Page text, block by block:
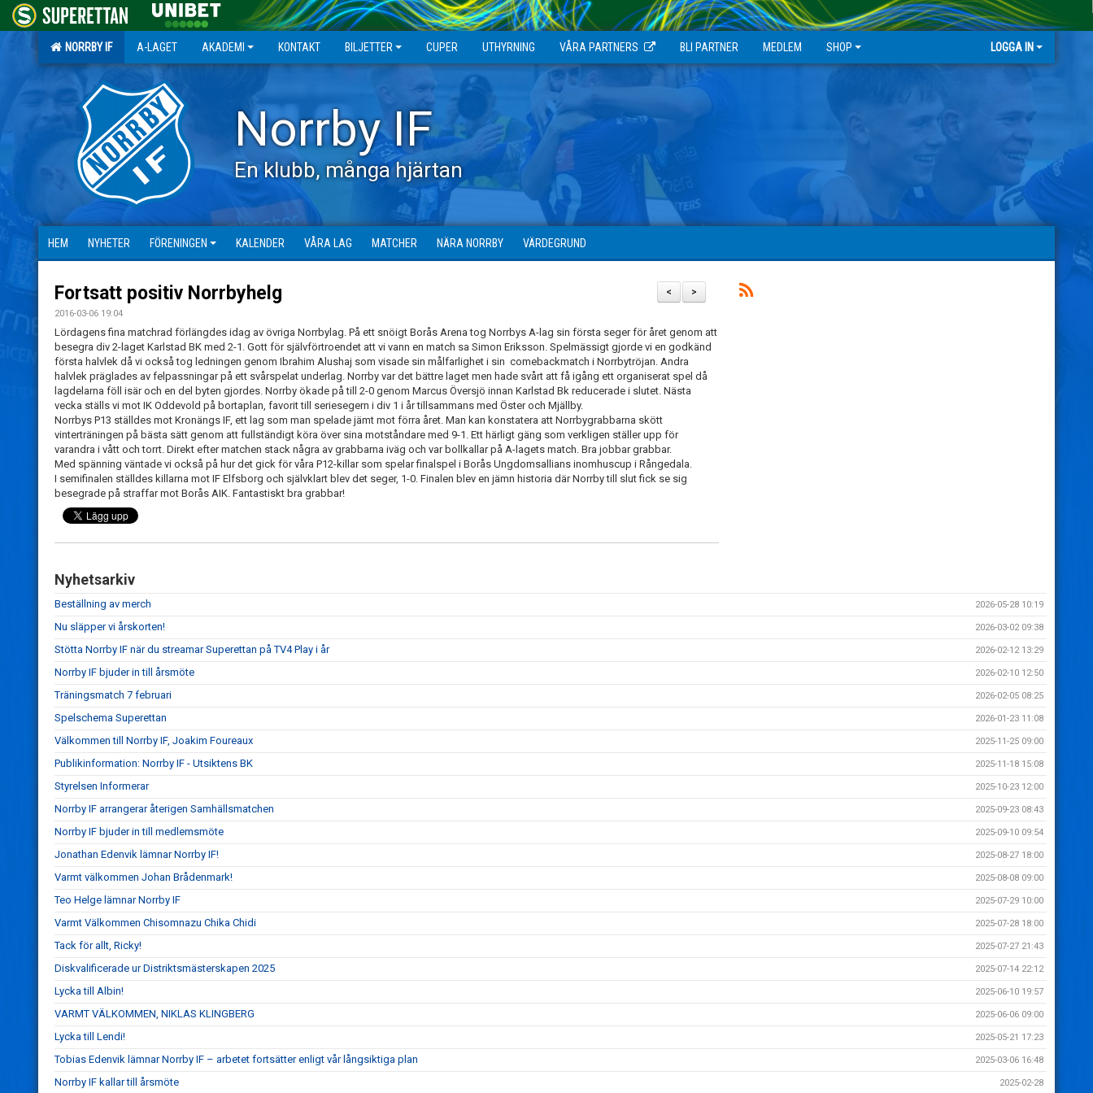
NORRBY IF A-LAGET AKADEMI KONTAKT BILJETTER CUPER UTHYRNING VÅRA PARTNERS BLI PARTNER MEDLEM SHOP LOGGA IN
Norrby IF
En klubb, många hjärtan
HEM NYHETER FÖRENINGEN KALENDER VÅRA LAG MATCHER NÄRA NORRBY VÄRDEGRUND
>
<
Fortsatt positiv Norrbyhelg
2016-03-06 19:04
Lördagens fina matchrad förlängdes idag av övriga Norrbylag. På ett snöigt Borås Arena tog Norrbys A-lag sin första seger för året genom att
besegra div 2-laget Karlstad BK med 2-1. Gott för självförtroendet att vi vann en match sa Simon Eriksson. Spelmässigt gjorde vi en godkänd
första halvlek då vi också tog ledningen genom Ibrahim Alushaj som visade sin målfarlighet i sin comebackmatch i Norrbytröjan. Andra
halvlek präglades av felpassningar på ett svårspelat underlag. Norrby var det bättre laget men hade svårt att få igång ett organiserat spel då
lagdelarna föll isär och en del byten gjordes. Norrby ökade på till 2-0 genom Marcus Översjö innan Karlstad Bk reducerade i slutet. Nästa
vecka ställs vi mot IK Oddevold på bortaplan, favorit till seriesegern i div 1 i år tillsammans med Öster och Mjällby.
Norrbys P13 ställdes mot Kronängs IF, ett lag som man spelade jämt mot förra året. Man kan konstatera att Norrbygrabbarna skött
vinterträningen på bästa sätt genom att fullständigt köra över sina motståndare med 9-1. Ett härligt gäng som verkligen ställer upp för
varandra i vått och torrt. Direkt efter matchen stack några av grabbarna iväg och var bollkallar på A-lagets match. Bra jobbar grabbar.
Med spänning väntade vi också på hur det gick för våra P12-killar som spelar finalspel i Borås Ungdomsallians inomhuscup i Rångedala.
I semifinalen ställdes killarna mot IF Elfsborg och självklart blev det seger, 1-0. Finalen blev en jämn historia där Norrby till slut fick se sig
besegrade på straffar mot Borås AIK. Fantastiskt bra grabbar!
Nyhetsarkiv
Beställning av merch 2026-05-28 10:19
Nu släpper vi årskorten! 2026-03-02 09:38
Stötta Norrby IF när du streamar Superettan på TV4 Play i år 2026-02-12 13:29
Norrby IF bjuder in till årsmöte 2026-02-10 12:50
Träningsmatch 7 februari 2026-02-05 08:25
Spelschema Superettan 2026-01-23 11:08
Välkommen till Norrby IF, Joakim Foureaux 2025-11-25 09:00
Publikinformation: Norrby IF - Utsiktens BK 2025-11-18 15:08
Styrelsen Informerar 2025-10-23 12:00
Norrby IF arrangerar återigen Samhällsmatchen 2025-09-23 08:43
Norrby IF bjuder in till medlemsmöte 2025-09-10 09:54
Jonathan Edenvik lämnar Norrby IF! 2025-08-27 18:00
Varmt välkommen Johan Brådenmark! 2025-08-08 09:00
Teo Helge lämnar Norrby IF 2025-07-29 10:00
Varmt Välkommen Chisomnazu Chika Chidi 2025-07-28 18:00
Tack för allt, Ricky! 2025-07-27 21:43
Diskvalificerade ur Distriktsmästerskapen 2025 2025-07-14 22:12
Lycka till Albin! 2025-06-10 19:57
VARMT VÄLKOMMEN, NIKLAS KLINGBERG 2025-06-06 09:00
Lycka till Lendi! 2025-05-21 17:23
Tobias Edenvik lämnar Norrby IF – arbetet fortsätter enligt vår långsiktiga plan 2025-03-06 16:48
Norrby IF kallar till årsmöte 2025-02-28